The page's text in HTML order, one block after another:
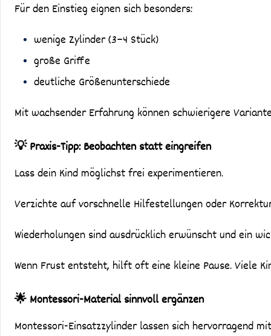
Für den Einstieg eignen sich besonders:
wenige Zylinder (3–4 Stück)
große Griffe
deutliche Größenunterschiede
Mit wachsender Erfahrung können schwierigere
💡 Praxis-Tipp: Beobachten statt eingreifen
Lass dein Kind möglichst frei experimentieren.
Verzichte auf vorschnelle Hilfestellungen oder
Wiederholungen sind ausdrücklich erwünscht und ein
Wenn Frust entsteht, hilft oft eine kleine Pause. Viele
🌟 Montessori-Material sinnvoll ergänzen
Montessori-Einsatzzylinder lassen sich hervorragend